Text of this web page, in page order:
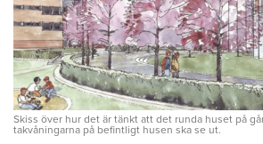
Skiss över hur det är tänkt att det runda huset på
takvåningarna på befintligt husen ska se ut.